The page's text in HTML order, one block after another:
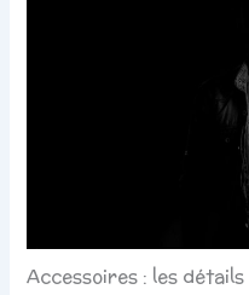
Accessoires : les